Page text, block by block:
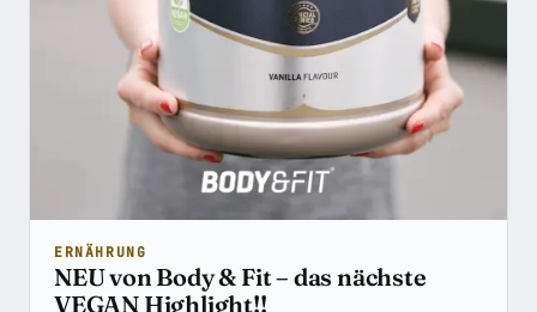
ERNÄHRUNG
NEU von Body & Fit – das nächste
VEGAN Highlight!!